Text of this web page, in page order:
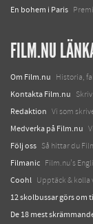
En bohem i Paris
FILM.NU
Om Film.nu Historia,
Kontakta Film.nu
Redaktion Vi som
Medverka på Film.nu
Följ oss Så hittar du
Filmanic Film.nu's
Coohl Upptäck & kolla
12 skolbussar görs om
De 18 mest